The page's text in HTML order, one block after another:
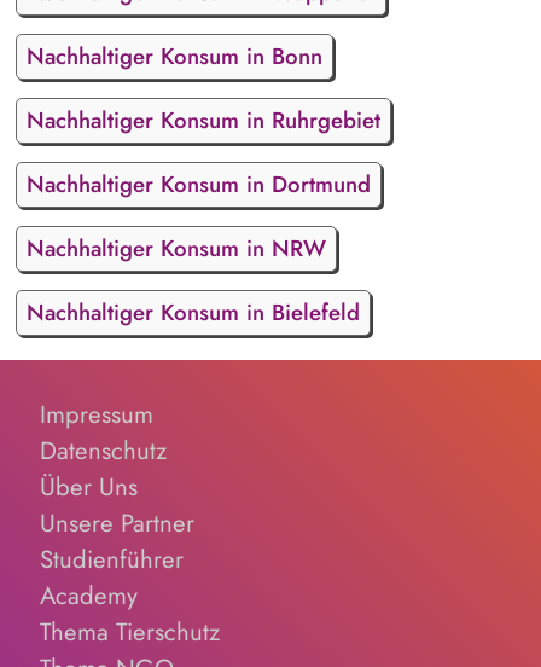
Nachhaltiger Konsum in Bonn
Nachhaltiger Konsum in Ruhrgebiet
Nachhaltiger Konsum in Dortmund
Nachhaltiger Konsum in NRW
Nachhaltiger Konsum in Bielefeld
Impressum
Datenschutz
Über Uns
Unsere Partner
Studienführer
Academy
Thema Tierschutz